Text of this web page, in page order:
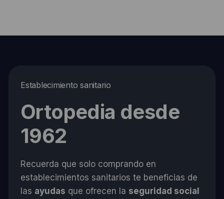
Establecimiento sanitario
Ortopedia desde
1962
Recuerda que solo comprando en
establecimientos sanitarios te beneficias de
las ayudas que ofrecen la seguridad social